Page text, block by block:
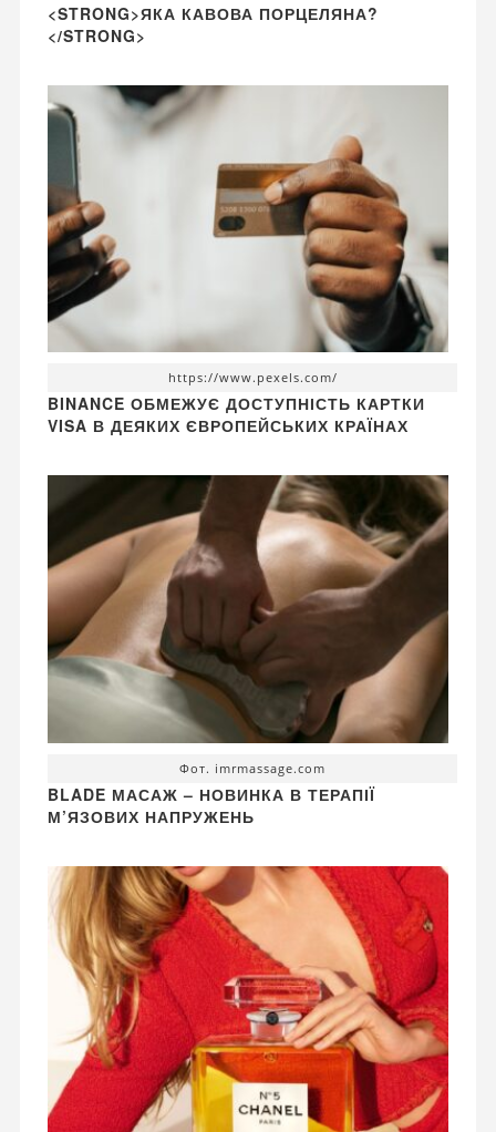
<STRONG>ЯКА КАВОВА ПОРЦЕЛЯНА?
</STRONG>
https://www.pexels.com/
BINANCE ОБМЕЖУЄ ДОСТУПНІСТЬ КАРТКИ
VISA В ДЕЯКИХ ЄВРОПЕЙСЬКИХ КРАЇНАХ
Фот. imrmassage.com
BLADE МАСАЖ – НОВИНКА В ТЕРАПІЇ
М’ЯЗОВИХ НАПРУЖЕНЬ